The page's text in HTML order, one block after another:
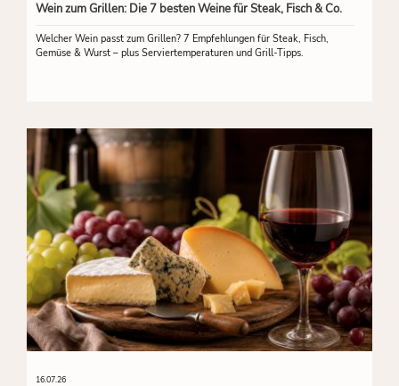
Wein zum Grillen: Die 7 besten Weine für Steak, Fisch & Co.
Welcher Wein passt zum Grillen? 7 Empfehlungen für Steak, Fisch,
Gemüse & Wurst – plus Serviertemperaturen und Grill-Tipps.
16.07.26